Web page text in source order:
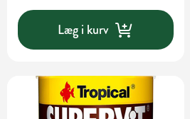
Læg i kurv